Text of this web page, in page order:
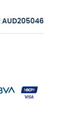
:AUD205046